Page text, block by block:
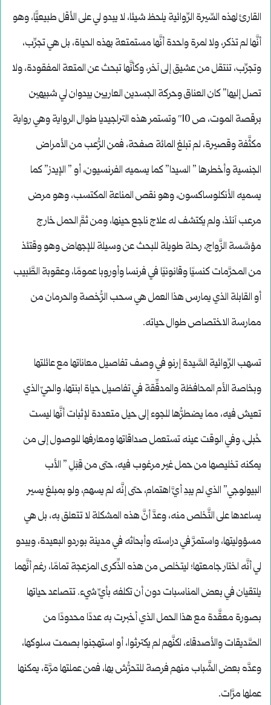
القارئ لهذه السِّيرة الرِّوائية يلحظ شيئا، لا يبدو لي على الأقل طبيعيًّا، وهو
أنَّها لم تذكر، ولا لمرة واحدة أنَّها مستمتعة بهذه الحياة، بل هي تجرِّب،
وتجرِّب، تنتقل من عشيق إلى آخر، وكأنَّها تبحث عن المتعة المفقودة، ولا
تصل إليها” كان العناق وحركة الجسدين العاريين يبدوان لي شبيهين
برقصة الموت، ص 10″ وتستمر هذه التراجيديا طوال الرواية وهي رواية
مكثَّفة وقصيرة، لم تبلغ المائة صفحة، فمن الرُّعب من الأمراض
الجنسية وأخطرها ” السيدا” كما يسميه الفرنسيون، أو ” الإيدز” كما
يسميه الأنكلوساكسون، وهو نقص المناعة المكتسب، وهو مرض
مرعب آنئذ، ولم يكتشف له علاج ناجع حينها، ومن ثمَّ الحمل خارج
مؤسَّسة الزَّواج، رحلة طويلة للبحث عن وسيلة للإجهاض وهو وقتئذ
من المحرَّمات كنسيًا وقانونيًا في فرنسا وأوروبا عمومًا، وعقوبة الطَّبيب
أو القابلة الذي يمارس هذا العمل هي سحب الرُّخصة والحرمان من
ممارسة الاختصاص طوال حياته.
تسهب الرِّوائية السَّيدة إرنو في وصف تفاصيل معاناتها مع عائلتها
وبخاصة الأم المحافظة والمدقِّقة في تفاصيل حياة ابنتها، والحيّ الذي
تعيش فيه، مما يضطرُّها للجوء إلى حيل متعددة لإثبات أنَّها ليست
حُبلى، وفي الوقت عينه تستعمل صداقاتها ومعارفها للوصول إلى من
يمكنه تخليصها من حمل غير مرغوب فيه، حتى من قِبَلِ ” الأب
البيولوجي” الذي لم يبدِ أيَّ اهتمام، حتى إنَّه لم يسهم، ولو بمبلغ يسير
يساعدها على التَّخلص منه، وعدَّ أنَّ هذه المشكلة لا تتعلق به، بل هي
مسؤوليتها، واستمرَّ في دراسته وأبحاثه في مدينة بوردو البعيدة، ويبدو
لي أنَّه اختار جامعتها؛ ليتخلص من هذه الذِّكرى المزعجة تمامًا، رغم أنَّهما
يلتقيان في بعض المناسبات دون أن تكلفه بأيِّ شيء. تتصاعد حياتها
بصورة معقَّدة مع هذا الحمل الذي أخبرت به عددًا محدودًا من
الصَّديقات والأصدقاء، لكنَّهم لم يكترثوا، أو استهجنوا بصمت سلوكها،
وعدَّه بعض الشَّباب منهم فرصة للتحرُّش بها، فمن عملتها مرَّة، يمكنها
عملها مرَّات.